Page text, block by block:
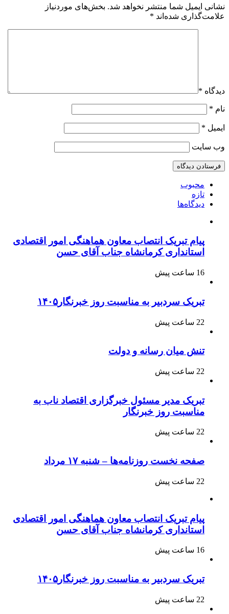
نشانی ایمیل شما منتشر نخواهد شد. بخش‌های موردنیاز
علامت‌گذاری شده‌اند *
دیدگاه *
نام *
ایمیل *
وب‌ سایت
محبوب
تازه
دیدگاه‌ها
پیام تبریک انتصاب معاون هماهنگی امور اقتصادی
استانداری کرمانشاه جناب آقای حسن
16 ساعت پیش
تبریک سردبیر به مناسبت روز خبرنگار۱۴۰۵
22 ساعت پیش
تنش میان رسانه و دولت
22 ساعت پیش
تبریک مدیر مسئول خبرگزاری اقتصاد ناب به
مناسبت روز خبرنگار
22 ساعت پیش
صفحه نخست روزنامه‌ها – شنبه ۱۷ مرداد
22 ساعت پیش
پیام تبریک انتصاب معاون هماهنگی امور اقتصادی
استانداری کرمانشاه جناب آقای حسن
16 ساعت پیش
تبریک سردبیر به مناسبت روز خبرنگار۱۴۰۵
22 ساعت پیش